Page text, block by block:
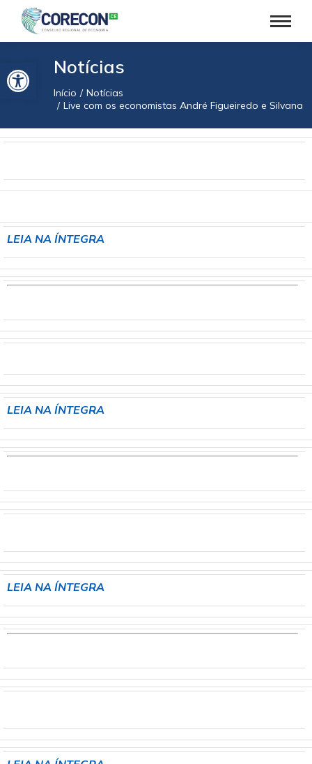
Barra de Ferramentas AbertaNotícias
Você está aqui:
Início
Notícias
Live com os economistas André Figueiredo e Silvana
LEIA NA ÍNTEGRA
LEIA NA ÍNTEGRA
LEIA NA ÍNTEGRA